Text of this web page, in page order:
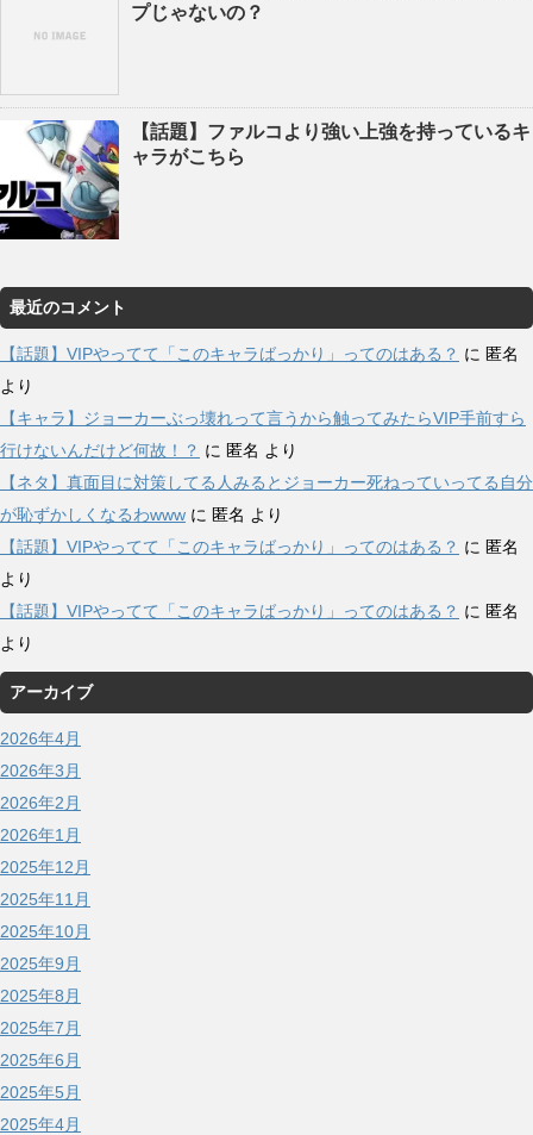
プじゃないの？
【話題】ファルコより強い上強を持っているキ
ャラがこちら
最近のコメント
【話題】VIPやってて「このキャラばっかり」ってのはある？ に 匿名
より
【キャラ】ジョーカーぶっ壊れって言うから触ってみたらVIP手前すら
行けないんだけど何故！？ に 匿名 より
【ネタ】真面目に対策してる人みるとジョーカー死ねっていってる自分
が恥ずかしくなるわwww に 匿名 より
【話題】VIPやってて「このキャラばっかり」ってのはある？ に 匿名
より
【話題】VIPやってて「このキャラばっかり」ってのはある？ に 匿名
より
アーカイブ
2026年4月
2026年3月
2026年2月
2026年1月
2025年12月
2025年11月
2025年10月
2025年9月
2025年8月
2025年7月
2025年6月
2025年5月
2025年4月